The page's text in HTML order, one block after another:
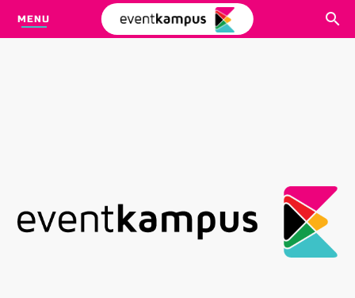
MENU